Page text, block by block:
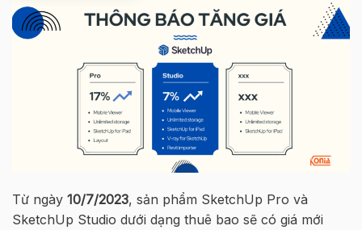
Từ ngày 10/7/2023, sản phẩm SketchUp Pro và
SketchUp Studio dưới dạng thuê bao sẽ có giá mới